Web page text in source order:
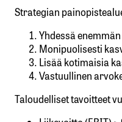
Strategian
Yhdessä enemmän
Monipuolisesti
Lisää kotimaisia
Vastuullinen
Taloudelliset tavoitteet